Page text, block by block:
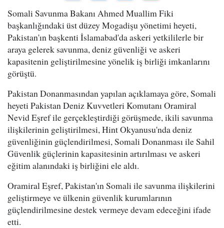
Somali Savunma Bakanı Ahmed Muallim Fiki
başkanlığındaki üst düzey Mogadişu yönetimi heyeti,
Pakistan'ın başkenti İslamabad'da askeri yetkililerle bir
araya gelerek savunma, deniz güvenliği ve askeri
kapasitenin geliştirilmesine yönelik iş birliği imkanlarını
görüştü.
Pakistan Donanmasından yapılan açıklamaya göre, Somali
heyeti Pakistan Deniz Kuvvetleri Komutanı Oramiral
Nevid Eşref ile gerçekleştirdiği görüşmede, ikili savunma
ilişkilerinin geliştirilmesi, Hint Okyanusu'nda deniz
güvenliğinin güçlendirilmesi, Somali Donanması ile Sahil
Güvenlik güçlerinin kapasitesinin artırılması ve askeri
eğitim alanındaki iş birliğini ele aldı.
Oramiral Eşref, Pakistan'ın Somali ile savunma ilişkilerini
geliştirmeye ve ülkenin güvenlik kurumlarının
güçlendirilmesine destek vermeye devam edeceğini ifade
etti.